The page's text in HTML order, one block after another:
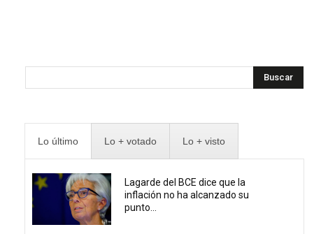
Buscar
Lo último Lo + votado Lo + visto
Lagarde del BCE dice que la
inflación no ha alcanzado su
punto...